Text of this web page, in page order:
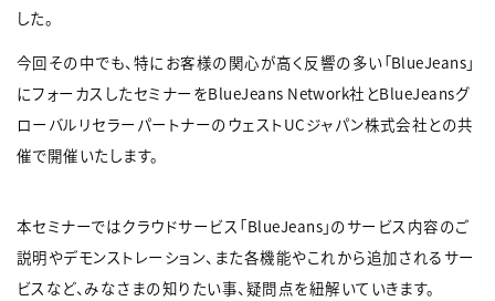
した。
今回その中でも、特にお客様の関心が高く反響の多い「BlueJeans」
にフォーカスしたセミナーをBlueJeans Network社とBlueJeansグ
ローバルリセラーパートナーのウェストUCジャパン株式会社との共
催で開催いたします。
本セミナーではクラウドサービス「BlueJeans」のサービス内容のご
説明やデモンストレーション、また各機能やこれから追加されるサー
ビスなど、みなさまの知りたい事、疑問点を紐解いていきます。